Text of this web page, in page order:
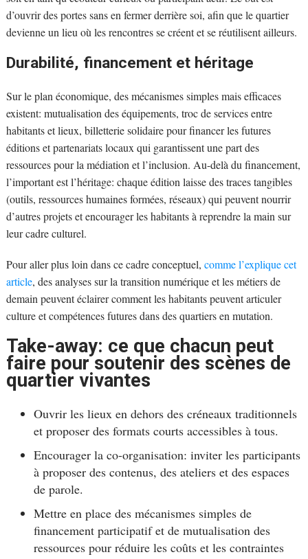
d’ouvrir des portes sans en fermer derrière soi, afin que le quartier
devienne un lieu où les rencontres se créent et se réutilisent ailleurs.
Durabilité, financement et héritage
Sur le plan économique, des mécanismes simples mais efficaces
existent: mutualisation des équipements, troc de services entre
habitants et lieux, billetterie solidaire pour financer les futures
éditions et partenariats locaux qui garantissent une part des
ressources pour la médiation et l’inclusion. Au-delà du financement,
l’important est l’héritage: chaque édition laisse des traces tangibles
(outils, ressources humaines formées, réseaux) qui peuvent nourrir
d’autres projets et encourager les habitants à reprendre la main sur
leur cadre culturel.
Pour aller plus loin dans ce cadre conceptuel, comme l’explique cet
article, des analyses sur la transition numérique et les métiers de
demain peuvent éclairer comment les habitants peuvent articuler
culture et compétences futures dans des quartiers en mutation.
Take-away: ce que chacun peut
faire pour soutenir des scènes de
quartier vivantes
Ouvrir les lieux en dehors des créneaux traditionnels
et proposer des formats courts accessibles à tous.
Encourager la co-organisation: inviter les participants
à proposer des contenus, des ateliers et des espaces
de parole.
Mettre en place des mécanismes simples de
financement participatif et de mutualisation des
ressources pour réduire les coûts et les contraintes